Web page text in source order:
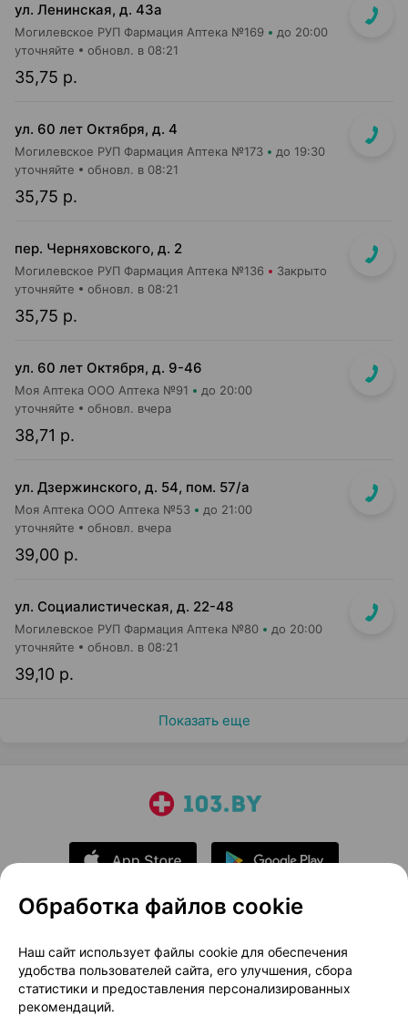
ул. Ленинская, д. 43а
Могилевское РУП Фармация Аптека №169 до 20:00
35,75 р.
уточняйте обновл. в 08:21
ул. 60 лет Октября, д. 4
Могилевское РУП Фармация Аптека №173 до 19:30
35,75 р.
уточняйте обновл. в 08:21
пер. Черняховского, д. 2
Могилевское РУП Фармация Аптека №136 Закрыто
35,75 р.
уточняйте обновл. в 08:21
ул. 60 лет Октября, д. 9-46
Моя Аптека ООО Аптека №91 до 20:00
38,71 р.
уточняйте обновл. вчера
ул. Дзержинского, д. 54, пом. 57/а
Моя Аптека ООО Аптека №53 до 21:00
39,00 р.
уточняйте обновл. вчера
ул. Социалистическая, д. 22-48
Могилевское РУП Фармация Аптека №80 до 20:00
39,10 р.
уточняйте обновл. в 08:21
Показать еще
О проекте
Новости проекта
Размещение рекламы
Медицинский маркетинг
Публичный договор
Доставка
Обработка файлов cookie
Наш сайт использует файлы cookie для обеспечения
удобства пользователей сайта, его улучшения, сбора
статистики и предоставления персонализированных
рекомендаций.